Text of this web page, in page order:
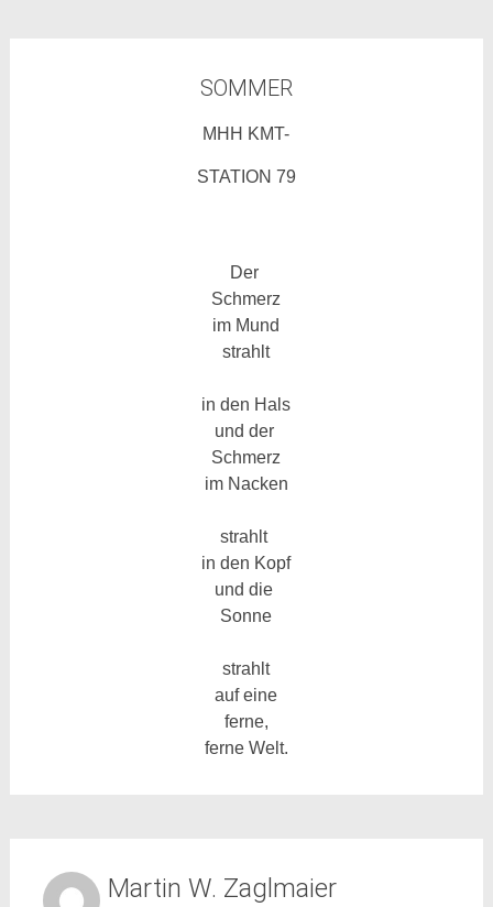
SOMMER
MHH KMT-
STATION 79
Der
Schmerz
im Mund
strahlt
in den Hals
und der
Schmerz
im Nacken
strahlt
in den Kopf
und die
Sonne
strahlt
auf eine
ferne,
ferne Welt.
Martin W. Zaglmaier